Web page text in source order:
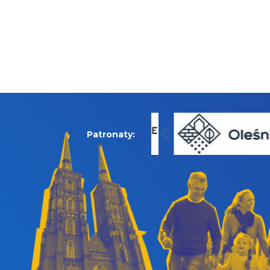
Patronaty: